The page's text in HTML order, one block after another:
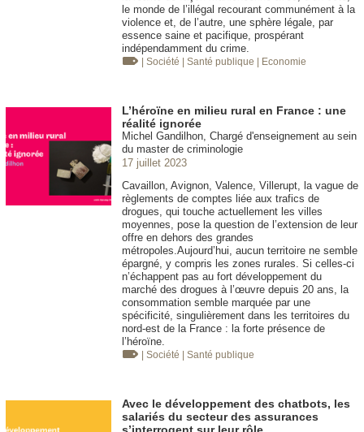
le monde de l’illégal recourant communément à la
violence et, de l’autre, une sphère légale, par
essence saine et pacifique, prospérant
indépendamment du crime.
| Société | Santé publique | Economie
L’héroïne en milieu rural en France : une
réalité ignorée
Michel Gandilhon, Chargé d'enseignement au sein
du master de criminologie
17 juillet 2023
Cavaillon, Avignon, Valence, Villerupt, la vague de
règlements de comptes liée aux trafics de
drogues, qui touche actuellement les villes
moyennes, pose la question de l’extension de leur
offre en dehors des grandes
métropoles.Aujourd’hui, aucun territoire ne semble
épargné, y compris les zones rurales. Si celles-ci
n’échappent pas au fort développement du
marché des drogues à l’œuvre depuis 20 ans, la
consommation semble marquée par une
spécificité, singulièrement dans les territoires du
nord-est de la France : la forte présence de
l’héroïne.
| Société | Santé publique
Avec le développement des chatbots, les
salariés du secteur des assurances
s’interrogent sur leur rôle